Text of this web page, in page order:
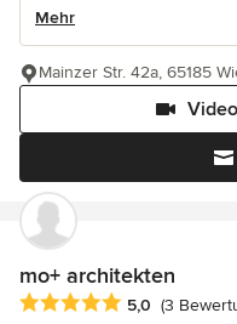
Mehr
Mainzer Str. 42a, 65185
mo+ architekten
Durchschnittliche
5,0 (3